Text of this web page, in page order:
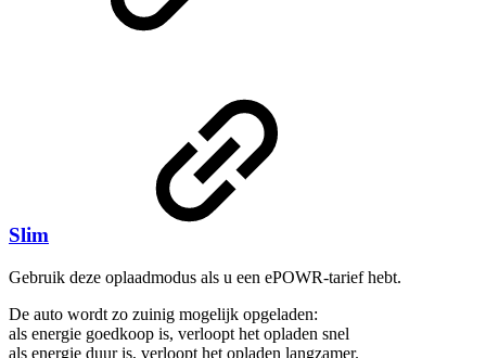
Slim
Gebruik deze oplaadmodus als u een ePOWR-tarief hebt.
De auto wordt zo zuinig mogelijk opgeladen:
als energie goedkoop is, verloopt het opladen snel
als energie duur is, verloopt het opladen langzamer.